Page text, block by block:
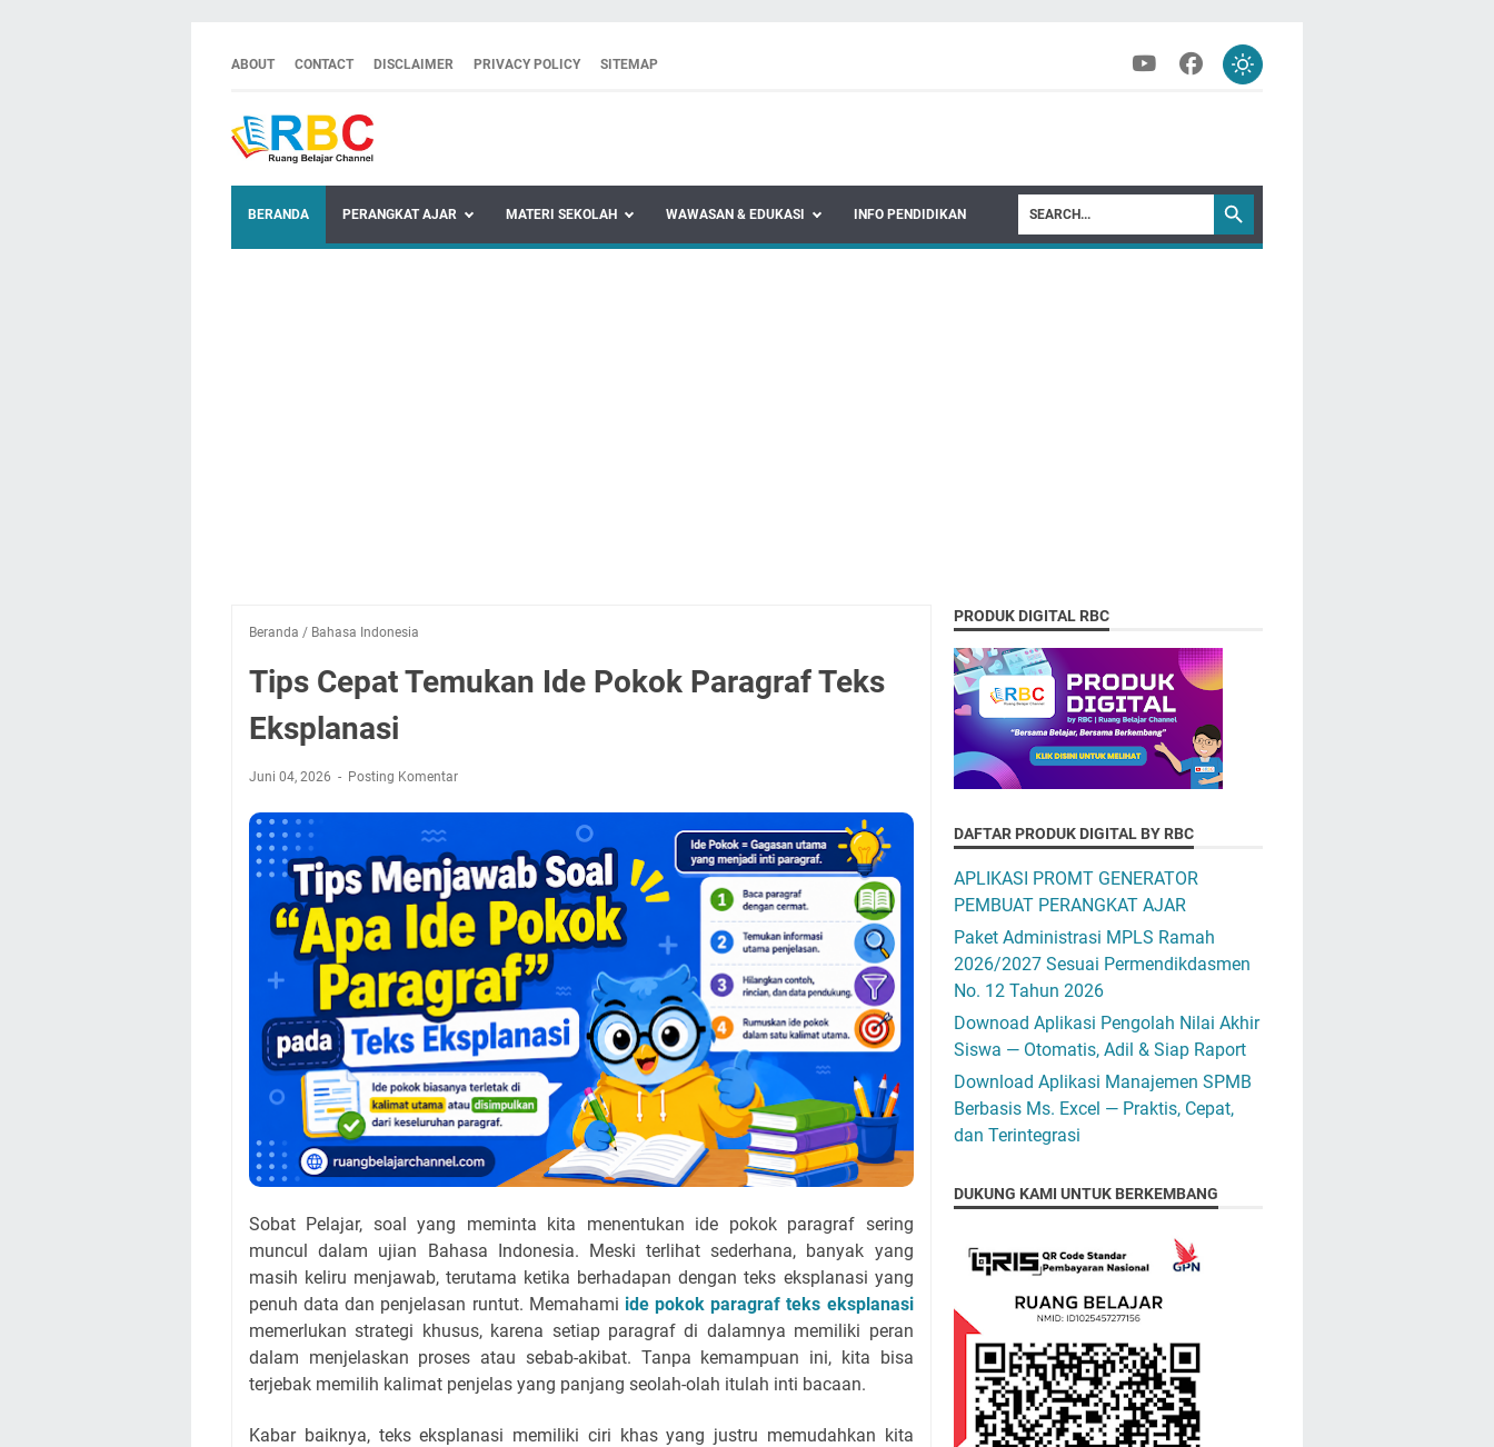
ABOUT CONTACT DISCLAIMER PRIVACY POLICY SITEMAP
BERANDA PERANGKAT AJAR MATERI SEKOLAH WAWASAN & EDUKASI INFO PENDIDIKAN
Beranda / Bahasa Indonesia
Tips Cepat Temukan Ide Pokok Paragraf Teks
Eksplanasi
Juni 04, 2026 Posting Komentar
Sobat Pelajar, soal yang meminta kita menentukan ide pokok paragraf sering
muncul dalam ujian Bahasa Indonesia. Meski terlihat sederhana, banyak yang
masih keliru menjawab, terutama ketika berhadapan dengan teks eksplanasi yang
penuh data dan penjelasan runtut. Memahami ide pokok paragraf teks eksplanasi
memerlukan strategi khusus, karena setiap paragraf di dalamnya memiliki peran
dalam menjelaskan proses atau sebab-akibat. Tanpa kemampuan ini, kita bisa
terjebak memilih kalimat penjelas yang panjang seolah-olah itulah inti bacaan.
Kabar baiknya, teks eksplanasi memiliki ciri khas yang justru memudahkan kita
PRODUK DIGITAL RBC
DAFTAR PRODUK DIGITAL BY RBC
APLIKASI PROMT GENERATOR
PEMBUAT PERANGKAT AJAR
Paket Administrasi MPLS Ramah
2026/2027 Sesuai Permendikdasmen
No. 12 Tahun 2026
Downoad Aplikasi Pengolah Nilai Akhir
Siswa — Otomatis, Adil & Siap Raport
Download Aplikasi Manajemen SPMB
Berbasis Ms. Excel — Praktis, Cepat,
dan Terintegrasi
DUKUNG KAMI UNTUK BERKEMBANG